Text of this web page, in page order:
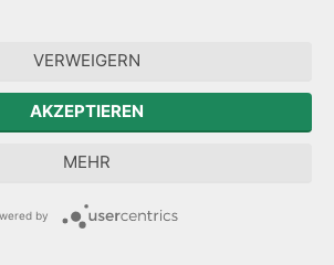
VERWEIGERN
AKZEPTIEREN
MEHR
by